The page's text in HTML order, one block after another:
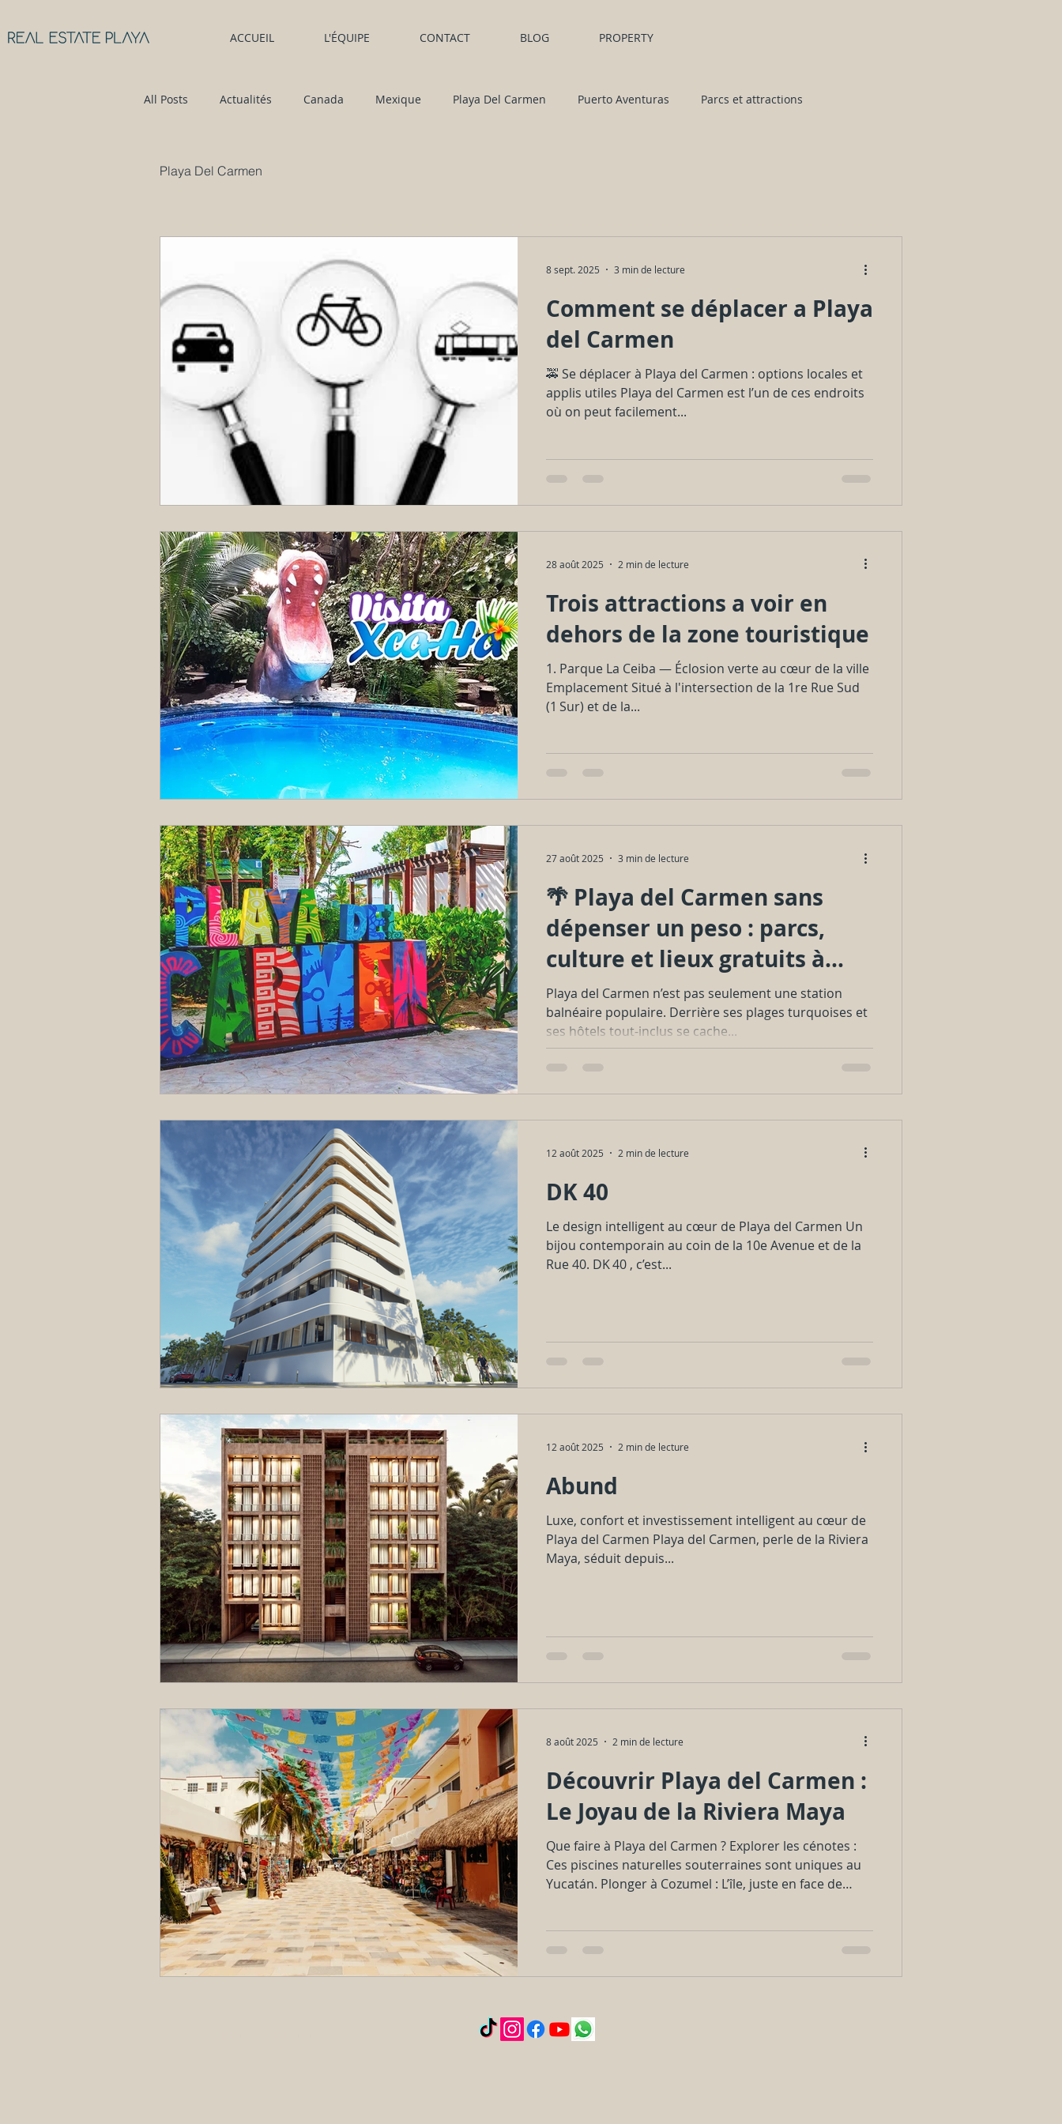
ACCUEIL L'ÉQUIPE CONTACT BLOG PROPERTY
All Posts Actualités Canada Mexique Playa Del Carmen Puerto Aventuras Parcs et attractions
Playa Del Carmen
Comment se déplacer a Playa
del Carmen
🚕 Se déplacer à Playa del Carmen : options locales et
applis utiles Playa del Carmen est l’un de ces endroits
où on peut facilement...
8 sept. 2025 3 min de lecture
Trois attractions a voir en
dehors de la zone touristique
1. Parque La Ceiba — Éclosion verte au cœur de la ville
Emplacement Situé à l'intersection de la 1re Rue Sud
(1 Sur) et de la...
28 août 2025 2 min de lecture
🌴 Playa del Carmen sans
dépenser un peso : parcs,
culture et lieux gratuits à
explorer 🌴
Playa del Carmen n’est pas seulement une station
balnéaire populaire. Derrière ses plages turquoises et
ses hôtels tout-inclus se cache...
27 août 2025 3 min de lecture
DK 40
Le design intelligent au cœur de Playa del Carmen Un
bijou contemporain au coin de la 10e Avenue et de la
Rue 40. DK 40 , c’est...
12 août 2025 2 min de lecture
Abund
Luxe, confort et investissement intelligent au cœur de
Playa del Carmen Playa del Carmen, perle de la Riviera
Maya, séduit depuis...
12 août 2025 2 min de lecture
Découvrir Playa del Carmen :
Le Joyau de la Riviera Maya
Que faire à Playa del Carmen ? Explorer les cénotes :
Ces piscines naturelles souterraines sont uniques au
Yucatán. Plonger à Cozumel : L’île, juste en face de
Xcaret, Xplor, Xel-Há offrent des expériences
8 août 2025 2 min de lecture